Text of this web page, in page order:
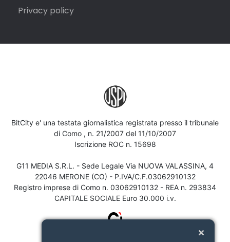
Privacy policy
BitCity e' una testata giornalistica registrata presso il tribunale
di Como , n. 21/2007 del 11/10/2007
Iscrizione ROC n. 15698
G11 MEDIA S.R.L. - Sede Legale Via NUOVA VALASSINA, 4
22046 MERONE (CO) - P.IVA/C.F.03062910132
Registro imprese di Como n. 03062910132 - REA n. 293834
CAPITALE SOCIALE Euro 30.000 i.v.